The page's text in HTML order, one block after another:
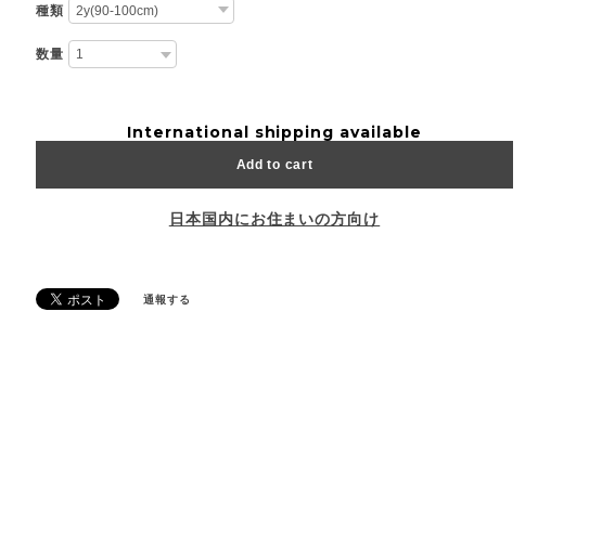
種類
数量
International shipping available
Add to cart
日本国内にお住まいの方向け
通報する